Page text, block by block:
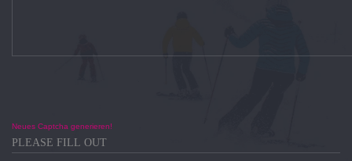
Neues Captcha generieren!